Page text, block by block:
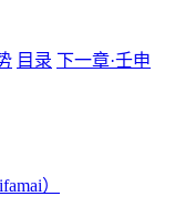
目录 下一章·壬申
）